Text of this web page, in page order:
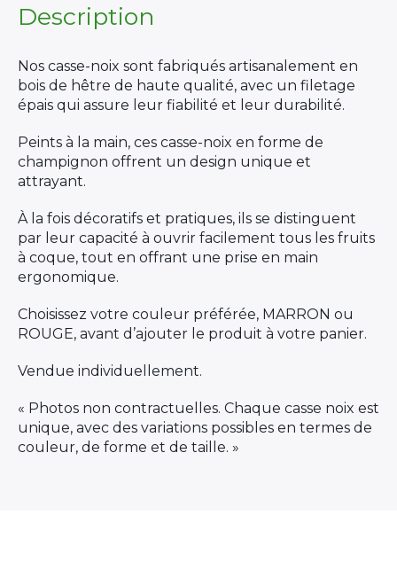
Description
Nos casse-noix sont fabriqués artisanalement en
bois de hêtre de haute qualité, avec un filetage
épais qui assure leur fiabilité et leur durabilité.
Peints à la main, ces casse-noix en forme de
champignon offrent un design unique et
attrayant.
À la fois décoratifs et pratiques, ils se distinguent
par leur capacité à ouvrir facilement tous les fruits
à coque, tout en offrant une prise en main
ergonomique.
Choisissez votre couleur préférée, MARRON ou
ROUGE, avant d’ajouter le produit à votre panier.
Vendue individuellement.
« Photos non contractuelles. Chaque casse noix est
unique, avec des variations possibles en termes de
couleur, de forme et de taille. »